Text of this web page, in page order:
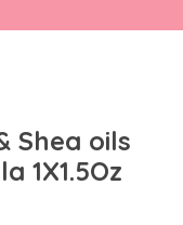
Shea oils
1X1.5Oz